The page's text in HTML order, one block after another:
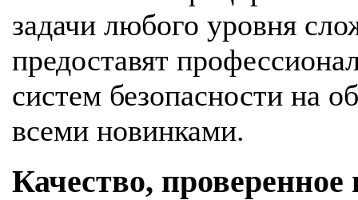
задачи любого уровня
предоставят
систем безопасности на
всеми новинками.
Качество,